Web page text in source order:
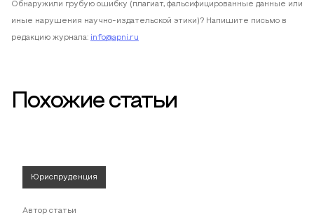
Обнаружили грубую ошибку (плагиат, фальсифицированные данные или
иные нарушения научно-издательской этики)? Напишите письмо в
редакцию журнала: info@apni.ru
Похожие статьи
Юриспруденция
Автор статьи